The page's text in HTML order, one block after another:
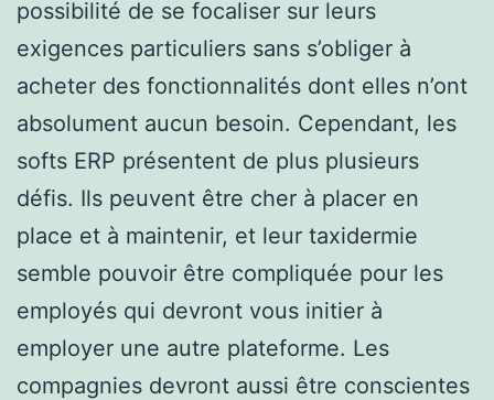
possibilité de se focaliser sur leurs
exigences particuliers sans s’obliger à
acheter des fonctionnalités dont elles n’ont
absolument aucun besoin. Cependant, les
softs ERP présentent de plus plusieurs
défis. Ils peuvent être cher à placer en
place et à maintenir, et leur taxidermie
semble pouvoir être compliquée pour les
employés qui devront vous initier à
employer une autre plateforme. Les
compagnies devront aussi être conscientes